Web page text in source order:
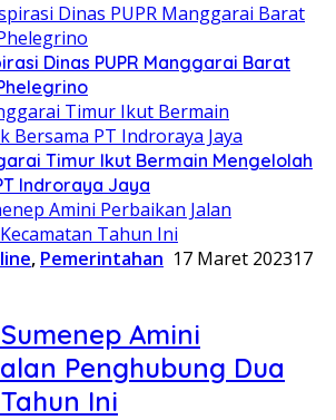
Dinas PUPR Manggarai Barat
Timur Ikut Bermain Mengelolah
Indroraya Jaya
, Pemerintahan 17 Maret 202317
Amini
Penghubung Dua
Ini